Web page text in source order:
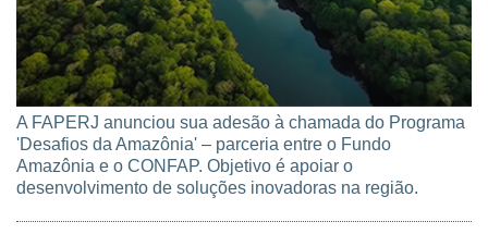
A FAPERJ anunciou sua adesão à chamada do Programa
'Desafios da Amazônia' – parceria entre o Fundo
Amazônia e o CONFAP. Objetivo é apoiar o